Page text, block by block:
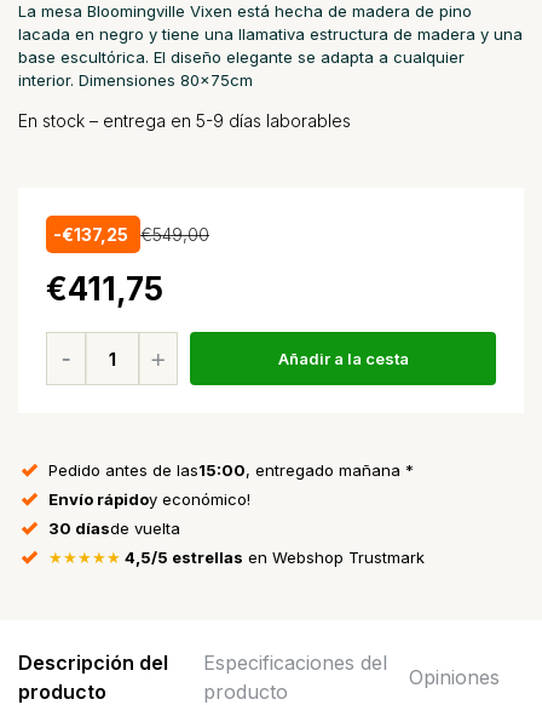
La mesa Bloomingville Vixen está hecha de madera de pino
lacada en negro y tiene una llamativa estructura de madera y una
base escultórica. El diseño elegante se adapta a cualquier
interior. Dimensiones 80x75cm
En stock – entrega en 5-9 días laborables
-€137,25 €549,00
€411,75
Añadir a la cesta
Pedido antes de las15:00, entregado mañana *
Envío rápidoy económico!
30 díasde vuelta
★★★★★ 4,5/5 estrellas en Webshop Trustmark
Descripción del
producto
Especificaciones del
producto
Opiniones